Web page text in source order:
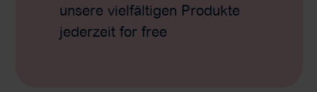
unsere vielfältigen Produkte
jederzeit for free